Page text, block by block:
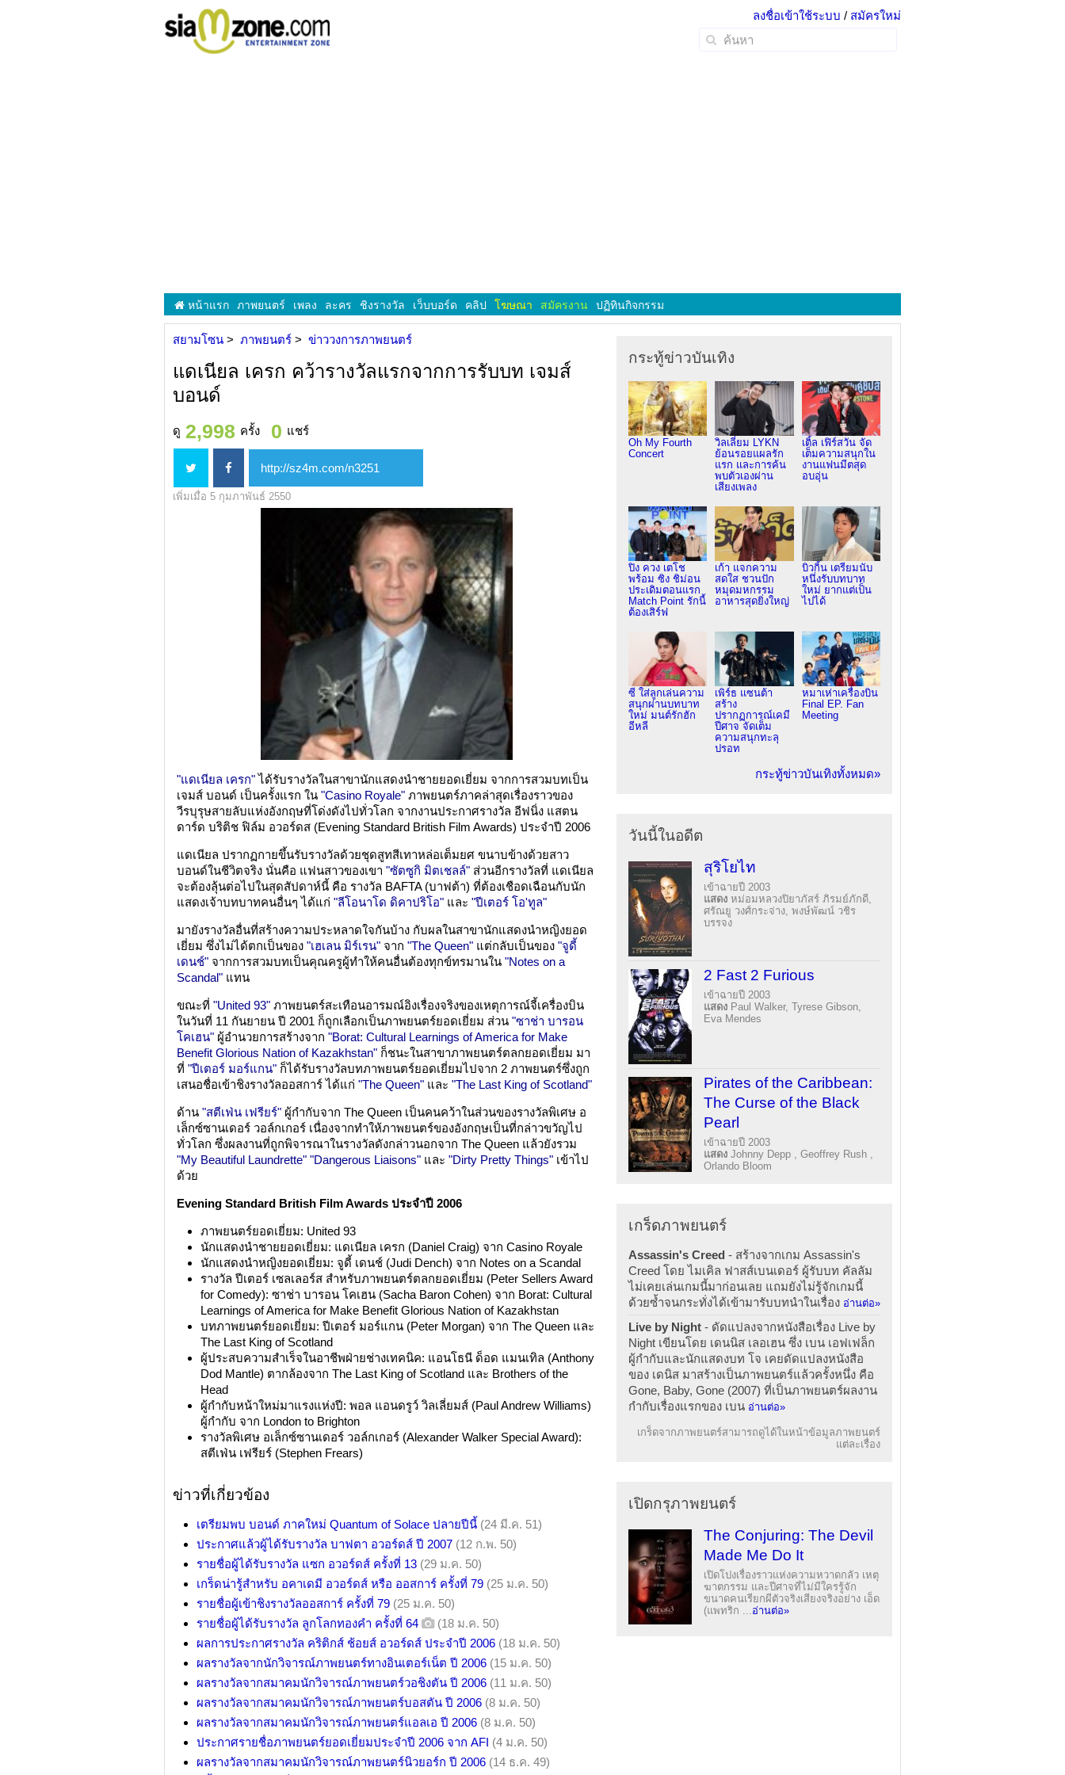
ลงชื่อเข้าใช้ระบบ / สมัครใหม่
หน้าแรก ภาพยนตร์ เพลง ละคร ชิงรางวัล เว็บบอร์ด คลิป โฆษณา สมัครงาน ปฏิทินกิจกรรม
สยามโซน ภาพยนตร์ ข่าววงการภาพยนตร์
แดเนียล เครก คว้ารางวัลแรกจากการรับบท เจมส์
บอนด์
ดู 2,998 ครั้ง 0 แชร์
เพิ่มเมื่อ 5 กุมภาพันธ์ 2550
"แดเนียล เครก"ได้รับรางวัลในสาขานักแสดงนำชายยอดเยี่ยม จากการสวมบทเป็น
เจมส์ บอนด์ เป็นครั้งแรก ใน "Casino Royale" ภาพยนตร์ภาคล่าสุดเรื่องราวของ
วีรบุรุษสายลับแห่งอังกฤษที่โด่งดังไปทั่วโลก จากงานประกาศรางวัล อีฟนิ่ง แสตน
ดาร์ด บริติช ฟิล์ม อวอร์ดส (Evening Standard British Film Awards) ประจำปี 2006
แดเนียล ปรากฏกายขึ้นรับรางวัลด้วยชุดสูทสีเทาหล่อเต็มยศ ขนาบข้างด้วยสาว
บอนด์ในชีวิตจริง นั่นคือ แฟนสาวของเขา "ซัตซูกิ มิตเชลล์" ส่วนอีกรางวัลที่ แดเนียล
จะต้องลุ้นต่อไปในสุดสัปดาห์นี้ คือ รางวัล BAFTA (บาฟต้า) ที่ต้องเชือดเฉือนกับนัก
แสดงเจ้าบทบาทคนอื่นๆ ได้แก่ "ลีโอนาโด ดิคาปริโอ" และ "ปีเตอร์ โอ'ทูล"
มายังรางวัลอื่นที่สร้างความประหลาดใจกันบ้าง กับผลในสาขานักแสดงนำหญิงยอด
เยี่ยม ซึ่งไม่ได้ตกเป็นของ "เฮเลน มิร์เรน" จาก "The Queen" แต่กลับเป็นของ "จูดี้
เดนช์" จากการสวมบทเป็นคุณครูผู้ทำให้คนอื่นต้องทุกข์ทรมานใน "Notes on a
Scandal" แทน
ขณะที่ "United 93" ภาพยนตร์สะเทือนอารมณ์อิงเรื่องจริงของเหตุการณ์จี้เครื่องบิน
ในวันที่ 11 กันยายน ปี 2001 ก็ถูกเลือกเป็นภาพยนตร์ยอดเยี่ยม ส่วน "ซาช่า บารอน
โคเฮน" ผู้อำนวยการสร้างจาก "Borat: Cultural Learnings of America for Make
Benefit Glorious Nation of Kazakhstan" ก็ชนะในสาขาภาพยนตร์ตลกยอดเยี่ยม มา
ที่ "ปีเตอร์ มอร์แกน" ก็ได้รับรางวัลบทภาพยนตร์ยอดเยี่ยมไปจาก 2 ภาพยนตร์ซึ่งถูก
เสนอชื่อเข้าชิงรางวัลออสการ์ ได้แก่ "The Queen" และ "The Last King of Scotland"
ด้าน "สตีเฟ่น เฟรียร์" ผู้กำกับจาก The Queen เป็นคนคว้าในส่วนของรางวัลพิเศษ อ
เล็กซ์ซานเดอร์ วอล์กเกอร์ เนื่องจากทำให้ภาพยนตร์ของอังกฤษเป็นที่กล่าวขวัญไป
ทั่วโลก ซึ่งผลงานที่ถูกพิจารณาในรางวัลดังกล่าวนอกจาก The Queen แล้วยังรวม
"My Beautiful Laundrette" "Dangerous Liaisons" และ "Dirty Pretty Things" เข้าไป
ด้วย
Evening Standard British Film Awards ประจำปี 2006
ภาพยนตร์ยอดเยี่ยม: United 93
นักแสดงนำชายยอดเยี่ยม: แดเนียล เครก (Daniel Craig) จาก Casino Royale
นักแสดงนำหญิงยอดเยี่ยม: จูดี้ เดนช์ (Judi Dench) จาก Notes on a Scandal
รางวัล ปีเตอร์ เซลเลอร์ส สำหรับภาพยนตร์ตลกยอดเยี่ยม (Peter Sellers Award
for Comedy): ซาช่า บารอน โคเฮน (Sacha Baron Cohen) จาก Borat: Cultural
Learnings of America for Make Benefit Glorious Nation of Kazakhstan
บทภาพยนตร์ยอดเยี่ยม: ปีเตอร์ มอร์แกน (Peter Morgan) จาก The Queen และ
The Last King of Scotland
ผู้ประสบความสำเร็จในอาชีพฝ่ายช่างเทคนิค: แอนโธนี ด็อด แมนเทิล (Anthony
Dod Mantle) ตากล้องจาก The Last King of Scotland และ Brothers of the
Head
ผู้กำกับหน้าใหม่มาแรงแห่งปี: พอล แอนดรูว์ วิลเลี่ยมส์ (Paul Andrew Williams)
ผู้กำกับ จาก London to Brighton
รางวัลพิเศษ อเล็กซ์ซานเดอร์ วอล์กเกอร์ (Alexander Walker Special Award):
สตีเฟ่น เฟรียร์ (Stephen Frears)
ข่าวที่เกี่ยวข้อง
เตรียมพบ บอนด์ ภาคใหม่ Quantum of Solace ปลายปีนี้ (24 มี.ค. 51)
ประกาศแล้วผู้ได้รับรางวัล บาฟตา อวอร์ดส์ ปี 2007 (12 ก.พ. 50)
รายชื่อผู้ได้รับรางวัล แซก อวอร์ดส์ ครั้งที่ 13 (29 ม.ค. 50)
เกร็ดน่ารู้สำหรับ อคาเดมี อวอร์ดส์ หรือ ออสการ์ ครั้งที่ 79 (25 ม.ค. 50)
รายชื่อผู้เข้าชิงรางวัลออสการ์ ครั้งที่ 79 (25 ม.ค. 50)
รายชื่อผู้ได้รับรางวัล ลูกโลกทองคำ ครั้งที่ 64
(18 ม.ค. 50)
ผลการประกาศรางวัล คริติกส์ ช้อยส์ อวอร์ดส์ ประจำปี 2006 (18 ม.ค. 50)
ผลรางวัลจากนักวิจารณ์ภาพยนตร์ทางอินเตอร์เน็ต ปี 2006 (15 ม.ค. 50)
ผลรางวัลจากสมาคมนักวิจารณ์ภาพยนตร์วอชิงตัน ปี 2006 (11 ม.ค. 50)
ผลรางวัลจากสมาคมนักวิจารณ์ภาพยนตร์บอสตัน ปี 2006 (8 ม.ค. 50)
ผลรางวัลจากสมาคมนักวิจารณ์ภาพยนตร์แอลเอ ปี 2006 (8 ม.ค. 50)
ประกาศรายชื่อภาพยนตร์ยอดเยี่ยมประจำปี 2006 จาก AFI (4 ม.ค. 50)
ผลรางวัลจากสมาคมนักวิจารณ์ภาพยนตร์นิวยอร์ก ปี 2006 (14 ธ.ค. 49)
กระทู้ข่าวบันเทิง
Oh My Fourth
Concert
วิลเลี่ยม LYKN
ย้อนรอยแผลรัก
แรก และการค้น
พบตัวเองผ่าน
เสียงเพลง
เติ้ล เฟิร์สวัน จัด
เต็มความสนุกใน
งานแฟนมีตสุด
อบอุ่น
ปิง ควง เตโช
พร้อม ซิง ชิม่อน
ประเดิมตอนแรก
Match Point รักนี้
ต้องเสิร์ฟ
เก้า แจกความ
สดใส ชวนปัก
หมุดมหกรรม
อาหารสุดยิ่งใหญ่
บิวกิ้น เตรียมนับ
หนึ่งรับบทบาท
ใหม่ ยากแต่เป็น
ไปได้
ซี ใส่ลูกเล่นความ
สนุกผ่านบทบาท
ใหม่ มนต์รักฮัก
อีหลี
เพิร์ธ แซนต้า
สร้าง
ปรากฏการณ์เคมี
ปีศาจ จัดเต็ม
ความสนุกทะลุ
ปรอท
หมาเห่าเครื่องบิน
Final EP. Fan
Meeting
กระทู้ข่าวบันเทิงทั้งหมด»
วันนี้ในอดีต
สุริโยไท
เข้าฉายปี 2003
แสดง หม่อมหลวงปิยาภัสร์ ภิรมย์ภักดี,
ศรัณยู วงศ์กระจ่าง, พงษ์พัฒน์ วชิร
บรรจง
2 Fast 2 Furious
เข้าฉายปี 2003
แสดง Paul Walker, Tyrese Gibson,
Eva Mendes
Pirates of the Caribbean:
The Curse of the Black
Pearl
เข้าฉายปี 2003
แสดง Johnny Depp , Geoffrey Rush ,
Orlando Bloom
เกร็ดภาพยนตร์
Assassin's Creed - สร้างจากเกม Assassin's
Creed โดย ไมเคิล ฟาสส์เบนเดอร์ ผู้รับบท คัลลัม
ไม่เคยเล่นเกมนี้มาก่อนเลย แถมยังไม่รู้จักเกมนี้
ด้วยซ้ำจนกระทั่งได้เข้ามารับบทนำในเรื่อง อ่านต่อ»
Live by Night- ดัดแปลงจากหนังสือเรื่อง Live by
Night เขียนโดย เดนนิส เลอเฮน ซึ่ง เบน เอฟเฟล็ก
ผู้กำกับและนักแสดงบท โจ เคยดัดแปลงหนังสือ
ของ เดนิส มาสร้างเป็นภาพยนตร์แล้วครั้งหนึ่ง คือ
Gone, Baby, Gone (2007) ที่เป็นภาพยนตร์ผลงาน
กำกับเรื่องแรกของ เบน อ่านต่อ»
เกร็ดจากภาพยนตร์สามารถดูได้ในหน้าข้อมูลภาพยนตร์
แต่ละเรื่อง
เปิดกรุภาพยนตร์
The Conjuring: The Devil
Made Me Do It
เปิดโปงเรื่องราวแห่งความหวาดกลัว เหตุ
ฆาตกรรม และปีศาจที่ไม่มีใครรู้จัก
ขนาดคนเรียกผีตัวจริงเสียงจริงอย่าง เอ็ด
(แพทริก ... อ่านต่อ»